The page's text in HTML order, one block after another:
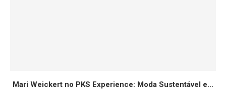
Mari Weickert no PKS Experience: Moda Sustentável e...